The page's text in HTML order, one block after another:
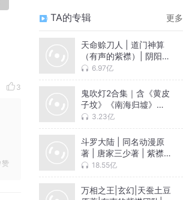
3
赞
TA的专辑 更多
天命赊刀人 | 道门神算
（有声的紫襟）| 阴阳屠
刀 6.97亿
鬼吹灯2合集｜含《黄皮
子坟》《南海归墟》
《怒晴湘西》《巫峡棺
声的紫襟领衔多人有声
剧
3.23亿
斗罗大陆 | 同名动漫原
著 | 唐家三少著 | 紫襟
领衔 | 黄金神树 | 多人
18.55亿
万相之王|玄幻|天蚕土豆